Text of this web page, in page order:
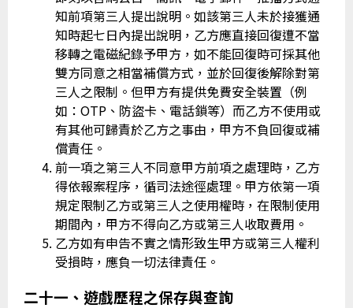
知前項第三人提出說明。如該第三人未於接獲通
知時起七日內提出說明，乙方應直接回復遭不當
移轉之電磁紀錄予甲方，如不能回復時可採其他
雙方同意之相當補償方式，並於回復後解除對第
三人之限制。但甲方有提供免費安全裝置（例
如：OTP、防盜卡、電話鎖等）而乙方不使用或
有其他可歸責於乙方之事由，甲方不負回復或補
償責任。
前一項之第三人不同意甲方前項之處理時，乙方
得依報案程序，循司法途徑處理。甲方依第一項
規定限制乙方或第三人之使用權時，在限制使用
期間內，甲方不得向乙方或第三人收取費用。
乙方如有申告不實之情形致生甲方或第三人權利
受損時，應負一切法律責任。
二十一、遊戲歷程之保存與查詢